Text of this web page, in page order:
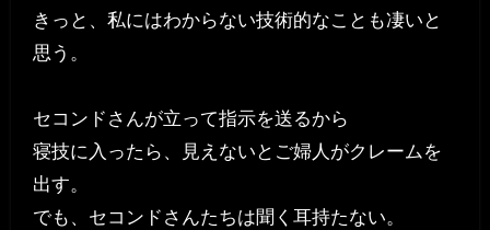
きっと、私にはわからない技術的なことも凄いと
思う。
セコンドさんが立って指示を送るから
寝技に入ったら、見えないとご婦人がクレームを
出す。
でも、セコンドさんたちは聞く耳持たない。